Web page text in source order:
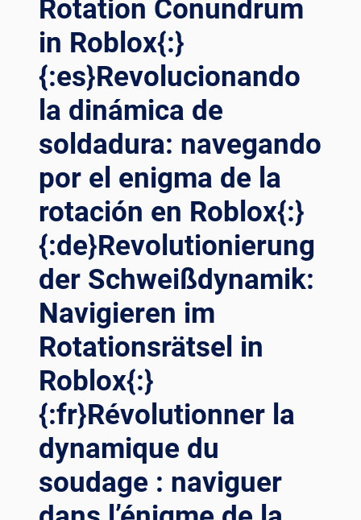
AHASIA P
OSITIONER P
ENGELASAN U
NTUK E
FISIENSI T
ERTINGGI{:}
TRANSFORMANDO
LA
SOLDADURA
DE
Y
GAS
CON
POSICIONADORES
DE
SOLDADURA
INNOVADORES{:}
{:DE}ENTFESSELTE
ÖL-
GASSCHWEISSEN M
IT I
NNOVATIVEN S
CHWEISSPOSITIONIERERN RE
VOLUTIONIEREN{:}{:
FR}LA PR
ÉCISION LI
BÉRÉE : TR
ANSFORMER LE
SO
UDAGE AU
Rotation Conundrum
in Roblox{:}
{:es}Revolucionando
la dinámica de
soldadura: navegando
por el enigma de la
rotación en Roblox{:}
{:de}Revolutionierung
der Schweißdynamik:
Navigieren im
Rotationsrätsel in
Roblox{:}
{:fr}Révolutionner la
dynamique du
soudage : naviguer